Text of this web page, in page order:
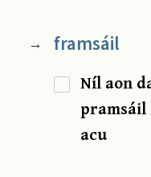
→ framsáil
Níl aon
pramsáil
acu